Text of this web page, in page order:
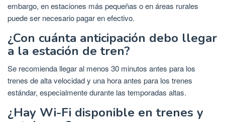
embargo, en estaciones más pequeñas o en áreas rurales
puede ser necesario pagar en efectivo.
¿Con cuánta anticipación debo llegar
a la estación de tren?
Se recomienda llegar al menos 30 minutos antes para los
trenes de alta velocidad y una hora antes para los trenes
estándar, especialmente durante las temporadas altas.
¿Hay Wi-Fi disponible en trenes y